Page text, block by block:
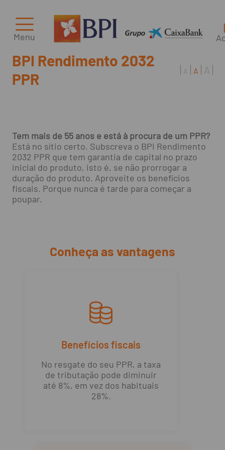
Menu
BPI Rendimento 2032
PPR
A A A
Tem mais de 55 anos e está à procura de um PPR?
Está no sítio certo. Subscreva o BPI Rendimento
2032 PPR que tem garantia de capital no prazo
inicial do produto, isto é, se não prorrogar a
duração do produto. Aproveite os benefícios
fiscais. Porque nunca é tarde para começar a
poupar.
Conheça as vantagens
Benefícios fiscais
No resgate do seu PPR, a taxa
de tributação pode diminuir
até 8%, em vez dos habituais
28%.